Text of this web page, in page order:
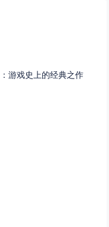
游戏史上的经典之作